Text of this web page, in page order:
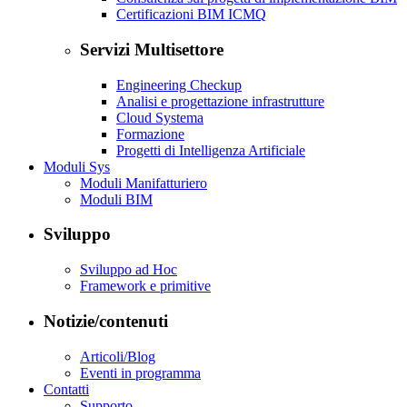
Certificazioni BIM ICMQ
Servizi Multisettore
Engineering Checkup
Analisi e progettazione infrastrutture
Cloud Systema
Formazione
Progetti di Intelligenza Artificiale
Moduli Sys
Moduli Manifatturiero
Moduli BIM
Sviluppo
Sviluppo ad Hoc
Framework e primitive
Notizie/contenuti
Articoli/Blog
Eventi in programma
Contatti